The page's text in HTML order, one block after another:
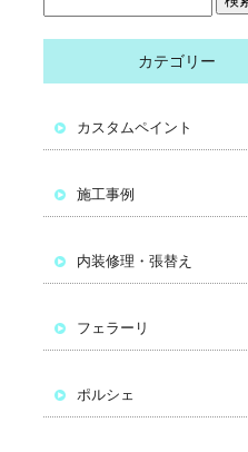
カテゴリー
カスタムペイント
施工事例
内装修理・張替え
フェラーリ
ポルシェ